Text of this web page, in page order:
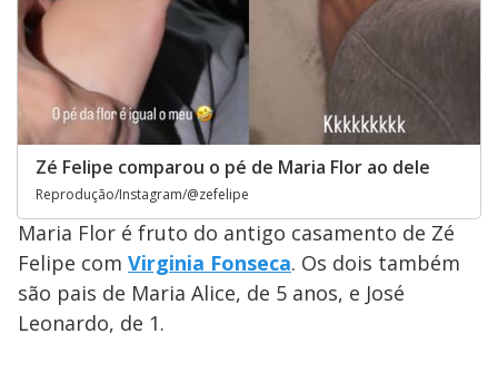
Zé Felipe comparou o pé de Maria Flor ao dele
Reprodução/Instagram/@zefelipe
Maria Flor é fruto do antigo casamento de Zé
Felipe com Virginia Fonseca. Os dois também
são pais de Maria Alice, de 5 anos, e José
Leonardo, de 1.